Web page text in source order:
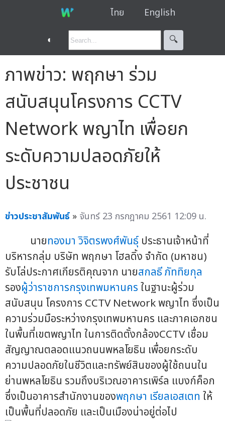
ไทย English
◐ 🔍︎
ภาพข่าว: พฤกษา ร่วม
สนับสนุนโครงการ CCTV
Network พญาไท เพื่อยก
ระดับความปลอดภัยให้
ประชาชน
ข่าวประชาสัมพันธ์ » จันทร์ 23 กรกฎาคม 2561 12:09 น.
นายทองมา วิจิตรพงศ์พันธุ์ ประธานเจ้าหน้าที่
บริหารกลุ่ม บริษัท พฤกษา โฮลดิ้ง จำกัด (มหาชน)
รับโล่ประกาศเกียรติคุณจาก นายสกลธี ภัททิยกุล
รองผู้ว่าราชการกรุงเทพมหานครในฐานะผู้ร่วม
สนับสนุน โครงการ CCTV Network พญาไท ซึ่งเป็น
ความร่วมมือระหว่างกรุงเทพมหานคร และภาคเอกชน
ในพื้นที่เขตพญาไท ในการติดตั้งกล้องCCTV เชื่อม
สัญญาณตลอดแนวถนนพหลโยธิน เพื่อยกระดับ
ความปลอดภัยในชีวิตและทรัพย์สินของผู้ใช้ถนนใน
ย่านพหลโยธิน รวมถึงบริเวณอาคารเพิร์ล แบงก์ค็อก
ซึ่งเป็นอาคารสำนักงานของพฤกษา เรียลเอสเตท ให้
เป็นพื้นที่ปลอดภัย และเป็นเมืองน่าอยู่ต่อไป